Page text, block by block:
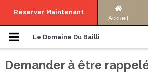
Menu de navigation
Hébergements
Photos
Réserver Maintenant
Accueil
Le Domaine Du Bailli
Demander à être